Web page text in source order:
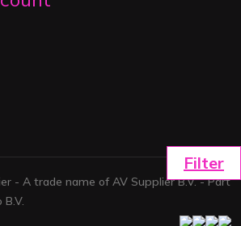
Filter
- A trade name of AV Supplier B.V. - Part
Facebook
Map